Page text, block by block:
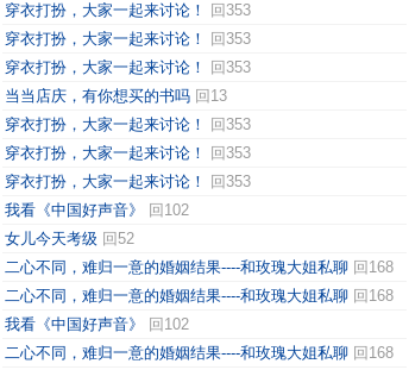
穿衣打扮，大家一起来讨论！
回353
穿衣打扮，大家一起来讨论！
回353
穿衣打扮，大家一起来讨论！
回353
当当店庆，有你想买的书吗 回13
穿衣打扮，大家一起来讨论！
回353
穿衣打扮，大家一起来讨论！
回353
穿衣打扮，大家一起来讨论！
回353
我看《中国好声音》
回102
女儿今天考级 回52
二心不同，难归一意的婚姻结果----和玫瑰大姐私聊 回168
二心不同，难归一意的婚姻结果----和玫瑰大姐私聊 回168
我看《中国好声音》
回102
二心不同，难归一意的婚姻结果----和玫瑰大姐私聊 回168